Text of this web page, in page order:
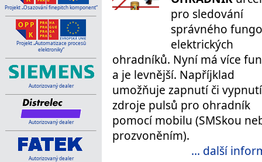
Projekt „Osazování finepitch komponent“
Projekt „Automatizace procesů
elektroniky“
Autorizovaný dealer
Autorizovaný dealer
Autorizovaný dealer
pro sledování
správného
elektrických
ohradníků. Nyní má více
a je levnější. Napříjklad
umožňuje zapnutí či vypnutí
zdroje pulsů pro ohradník
pomocí mobilu (SMSkou
prozvoněním).
... další